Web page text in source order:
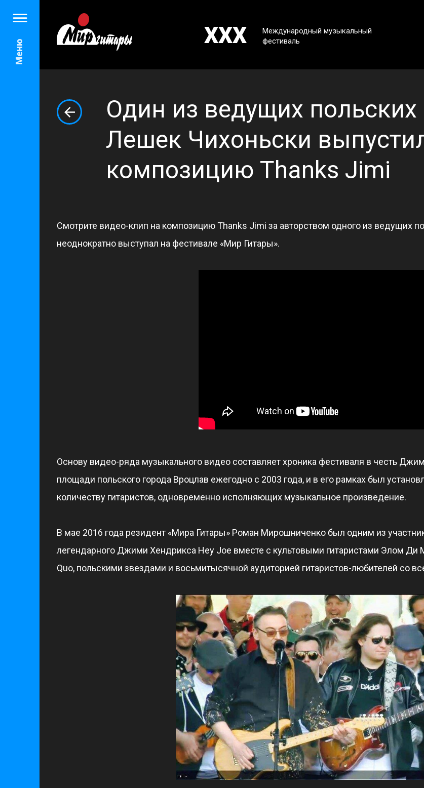
Меню
XXX
Международный музыкальный
фестиваль
Один из ведущих польских
Лешек Чихоньски
композицию Thanks Jimi
Cмотрите видео-клип на композицию Thanks Jimi за авторством одного из ведущих
неоднократно выступал на фестивале «Мир Гитары».
Основу видео-ряда музыкального видео составляет хроника фестиваля в честь
площади польского города Вроцлав ежегодно с 2003 года, и в его рамках был
количеству гитаристов, одновременно исполняющих музыкальное произведение.
В мае 2016 года резидент «Мира Гитары» Роман Мирошниченко был одним из
легендарного Джими Хендрикса Hey Joe вместе с культовыми гитаристами Элом Ди
Quo, польскими звездами и восьмитысячной аудиторией гитаристов-любителей со